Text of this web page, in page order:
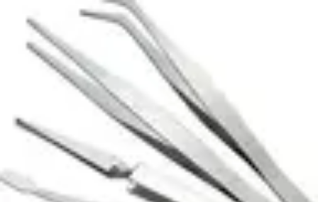
Astuces Pour Économiser
Économies QuotidiennesÉnergieAstuces Quotidiennes
et CuisineVoyages
Astuces Pour Économiser